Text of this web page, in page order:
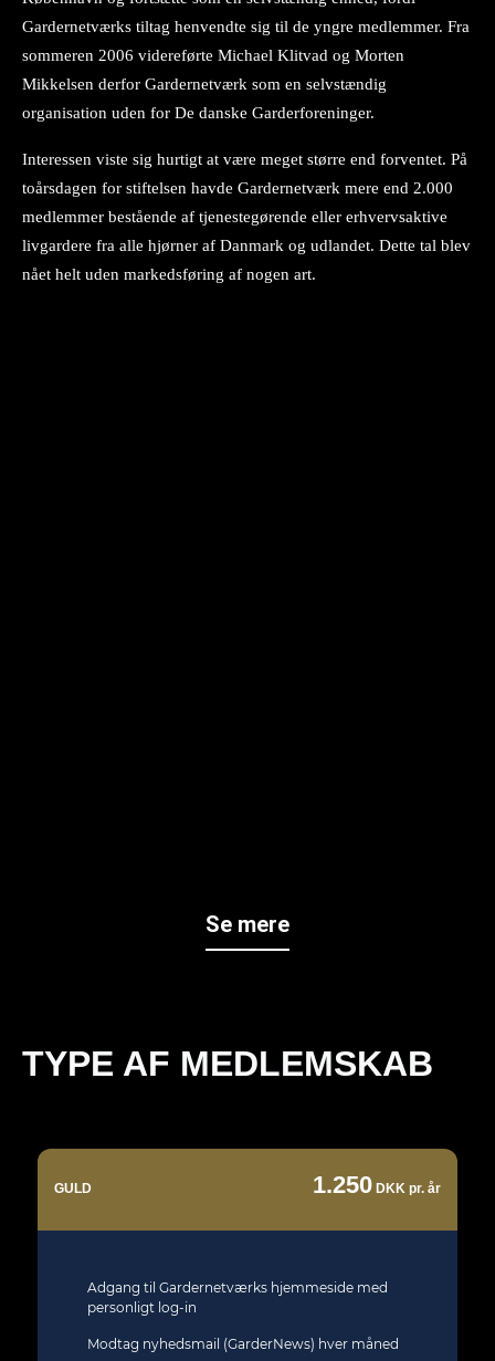
Gardernetværks tiltag henvendte sig til de yngre medlemmer. Fra
sommeren 2006 videreførte Michael Klitvad og Morten
Mikkelsen derfor Gardernetværk som en selvstændig
organisation uden for De danske Garderforeninger.
Interessen viste sig hurtigt at være meget større end forventet. På
toårsdagen for stiftelsen havde Gardernetværk mere end 2.000
medlemmer bestående af tjenestegørende eller erhvervsaktive
livgardere fra alle hjørner af Danmark og udlandet. Dette tal blev
nået helt uden markedsføring af nogen art.
Se mere
TYPE AF MEDLEMSKAB
GULD 1.250 DKK pr. år
Adgang til Gardernetværks hjemmeside med
personligt log-in
Modtag nyhedsmail (GarderNews) hver måned